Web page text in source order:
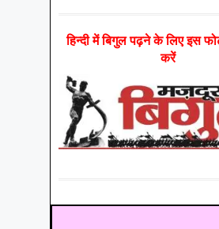
हिन्‍दी में बिगुल पढ़ने के लिए इस
करें